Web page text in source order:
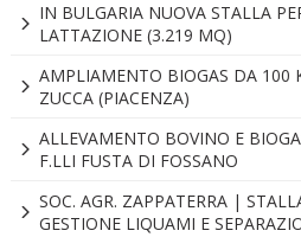
IN BULGARIA NUOVA STALLA
LATTAZIONE (3.219 MQ)
AMPLIAMENTO BIOGAS DA 100
ZUCCA (PIACENZA)
ALLEVAMENTO BOVINO E
F.LLI FUSTA DI FOSSANO
SOC. AGR. ZAPPATERRA |
GESTIONE LIQUAMI E